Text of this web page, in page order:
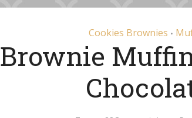
Cookies Brownies •
Brownie